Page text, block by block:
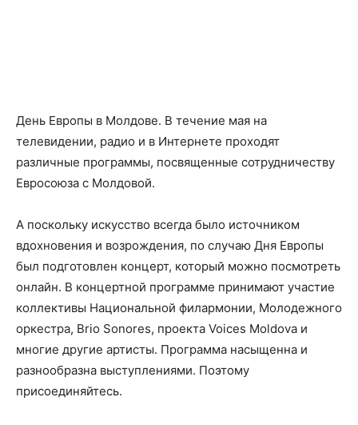
День Европы в Молдове. В течение мая на
телевидении, радио и в Интернете проходят
различные программы, посвященные сотрудничеству
Евросоюза с Молдовой.
А поскольку искусство всегда было источником
вдохновения и возрождения, по случаю Дня Европы
был подготовлен концерт, который можно посмотреть
онлайн. В концертной программе принимают участие
коллективы Национальной филармонии, Молодежного
оркестра, Brio Sonores, проекта Voices Moldova и
многие другие артисты. Программа насыщенна и
разнообразна выступлениями. Поэтому
присоединяйтесь.